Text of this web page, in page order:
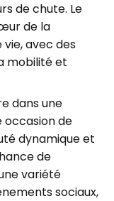
de chute. Le
de la
avec des
mobilité et
dans une
occasion de
dynamique et
de
variété
sociaux,